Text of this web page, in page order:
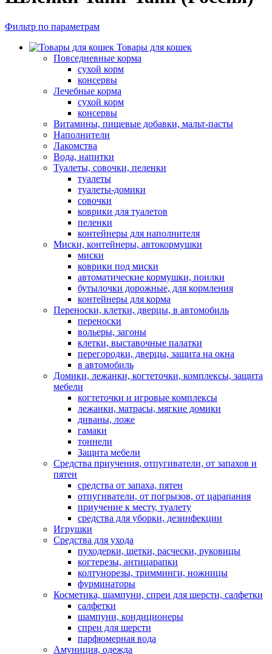
Фильтр по параметрам
Товары для кошек
Повседневные корма
сухой корм
консервы
Лечебные корма
сухой корм
консервы
Витамины, пищевые добавки, мальт-пасты
Наполнители
Лакомства
Вода, напитки
Туалеты, совочки, пеленки
туалеты
туалеты-домики
совочки
коврики для туалетов
пеленки
контейнеры для наполнителя
Миски, контейнеры, автокормушки
миски
коврики под миски
автоматические кормушки, поилки
бутылочки дорожные, для кормления
контейнеры для корма
Переноски, клетки, дверцы, в автомобиль
переноски
вольеры, загоны
клетки, выставочные палатки
перегородки, дверцы, защита на окна
в автомобиль
Домики, лежанки, когтеточки, комплексы, защита
мебели
когтеточки и игровые комплексы
лежанки, матрасы, мягкие домики
диваны, ложе
гамаки
тоннели
Защита мебели
Средства приучения, отпугиватели, от запахов и
пятен
средства от запаха, пятен
отпугиватели, от погрызов, от царапания
приучение к месту, туалету
средства для уборки, дезинфекции
Игрушки
Средства для ухода
пуходерки, щетки, расчески, руковицы
когтерезы, антицарапки
колтунорезы, тримминги, ножницы
фурминаторы
Косметика, шампуни, спреи для шерсти, салфетки
салфетки
шампуни, кондиционеры
спреи для шерсти
парфюмерная вода
Амуниция, одежда